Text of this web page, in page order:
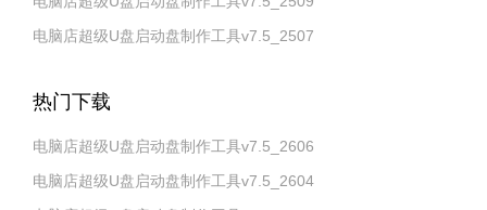
电脑店超级U盘启动盘制作工具v7.5_2507
热门下载
电脑店超级U盘启动盘制作工具v7.5_2606
电脑店超级U盘启动盘制作工具v7.5_2604